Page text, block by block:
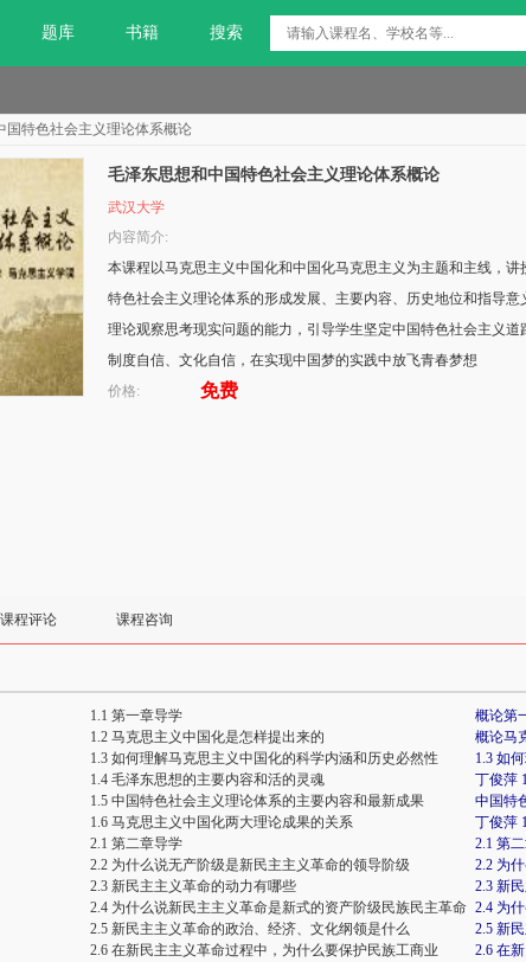
题库 书籍 搜索
国特色社会主义理论体系概论
毛泽东思想和中国特色社会主义理论体系概论
武汉大学
内容简介:
本课程以马克思主义中国化和中国化马克思主义为主题和主线，讲
特色社会主义理论体系的形成发展、主要内容、历史地位和指导意
理论观察思考现实问题的能力，引导学生坚定中国特色社会主义道
制度自信、文化自信，在实现中国梦的实践中放飞青春梦想
价格:
免费
课程评论 课程咨询
1.1 第一章导学
概论第
1.2 马克思主义中国化是怎样提出来的
概论马
1.3 如何理解马克思主义中国化的科学内涵和历史必然性
1.3 如
1.4 毛泽东思想的主要内容和活的灵魂
丁俊萍
1.5 中国特色社会主义理论体系的主要内容和最新成果
中国特
1.6 马克思主义中国化两大理论成果的关系
丁俊萍
2.1 第二章导学
2.1 第
2.2 为什么说无产阶级是新民主主义革命的领导阶级
2.2 为
2.3 新民主主义革命的动力有哪些
2.3 新
2.4 为什么说新民主主义革命是新式的资产阶级民族民主革命 2.4 为
2.5 新民主主义革命的政治、经济、文化纲领是什么
2.5 新
2.6 在新民主主义革命过程中，为什么要保护民族工商业
2.6 在